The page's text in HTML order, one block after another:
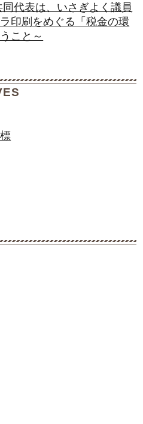
代表は、いさぎよく議員
印刷をめぐる「税金の環
こと～